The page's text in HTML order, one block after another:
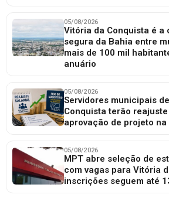
05/08/2026
Vitória da Conquista é a
segura da Bahia entre
mais de 100 mil
anuário
05/08/2026
Servidores municipais
Conquista terão
aprovação de projeto na
05/08/2026
MPT abre seleção de
com vagas para Vitória
inscrições seguem até